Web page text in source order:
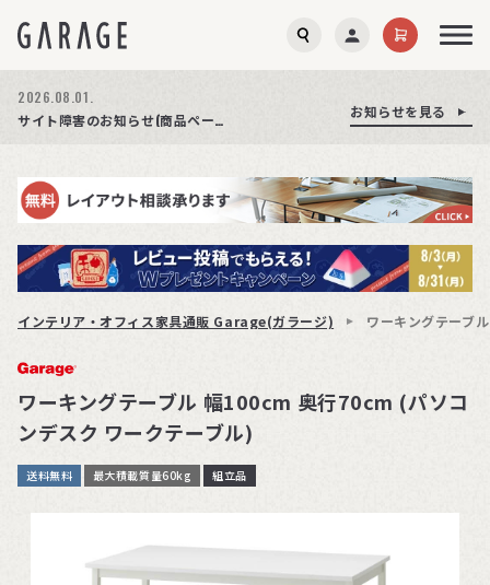
お知らせを見る
商品ページ障害復旧のお知らせ お知らせを見る
2026.08.01.
サイト障害のお知らせ(商品ページが正常に表示されない事象発生)
お知らせを見る
インテリア・オフィス家具通販 Garage(ガラージ) ワーキングテーブ
ワーキングテーブル 幅100cm 奥行70cm (パソコ
ンデスク ワークテーブル)
送料無料 最大積載質量60kg 組立品